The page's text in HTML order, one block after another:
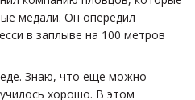
медали. Он опередил
в заплыве на 100 метров
Знаю, что еще можно
хорошо. В этом